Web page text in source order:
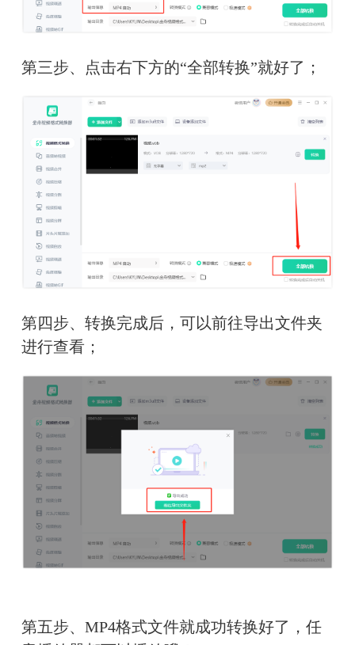
第三步、点击右下方的“全部转换”就好了；
第四步、转换完成后，可以前往导出文件夹
进行查看；
第五步、MP4格式文件就成功转换好了，任